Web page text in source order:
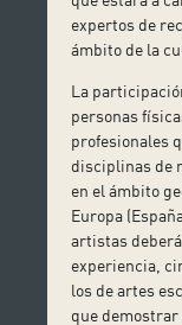
expertos de
ámbito de la
La
personas
profesionales
disciplinas de
en el ámbito
Europa
artistas
experiencia,
los de artes
que demostrar